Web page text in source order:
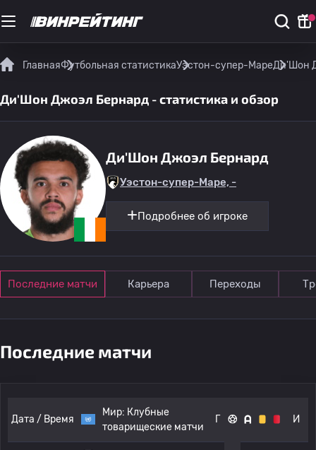
ГлавнаяФутбольная статистикаУэстон-супер-МареДи'Шон
Ди'Шон Джоэл Бернард - статистика и обзор
Ди'Шон Джоэл Бернард
Уэстон-супер-Маре, -
Подробнее об игроке
Последние матчи Карьера Переходы
Последние матчи
Дата / Время
Мир: Клубные
товарищеские матчи
Г И